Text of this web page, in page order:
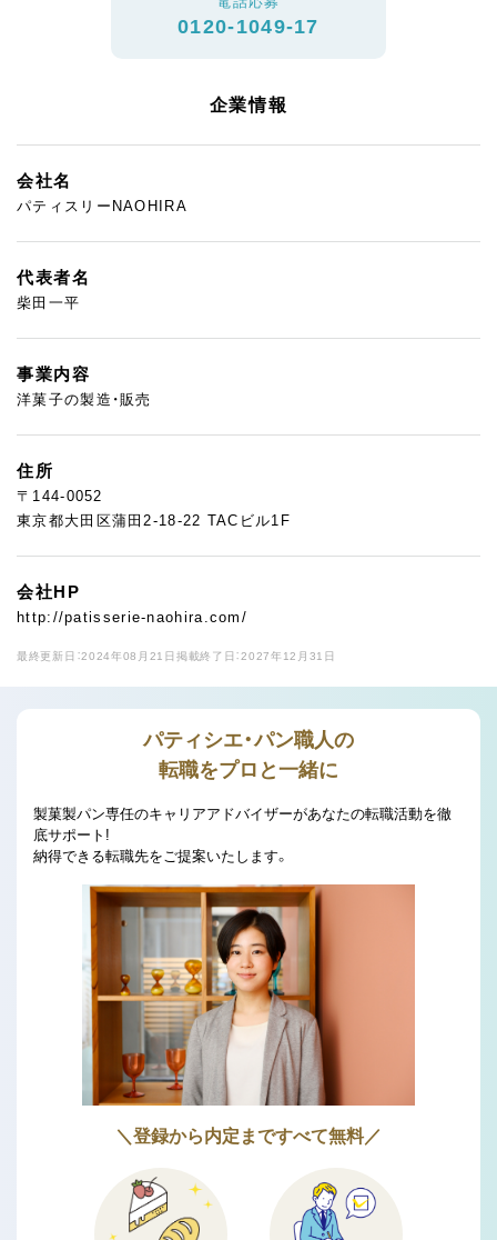
0120-1049-17
企業情報
会社名
パティスリーNAOHIRA
代表者名
柴田一平
事業内容
洋菓子の製造・販売
住所
〒144-0052
東京都大田区蒲田2-18-22 TACビル1F
会社HP
http://patisserie-naohira.com/
最終更新日：2024年08月21日 掲載終了日：2027年12月31日
パティシエ・パン職人の
転職をプロと一緒に
製菓製パン専任のキャリアアドバイザーがあなたの転職活動を徹
底サポート!
納得できる転職先をご提案いたします。
＼登録から内定まですべて無料／